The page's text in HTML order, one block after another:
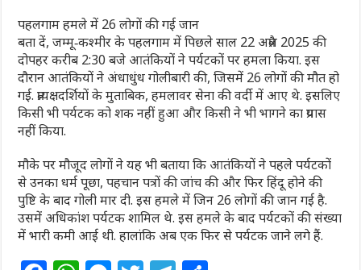
पहलगाम हमले में 26 लोगों की गई जान
बता दें, जम्मू‑कश्मीर के पहलगाम में पिछले साल 22 अप्रैल 2025 की
दोपहर करीब 2:30 बजे आतंकियों ने पर्यटकों पर हमला किया. इस
दौरान आतंकियों ने अंधाधुंध गोलीबारी की, जिसमें 26 लोगों की मौत हो
गई. प्रत्यक्षदर्शियों के मुताबिक, हमलावर सेना की वर्दी में आए थे. इसलिए
किसी भी पर्यटक को शक नहीं हुआ और किसी ने भी भागने का प्रयास
नहीं किया.
मौके पर मौजूद लोगों ने यह भी बताया कि आतंकियों ने पहले पर्यटकों
से उनका धर्म पूछा, पहचान पत्रों की जांच की और फिर हिंदू होने की
पुष्टि के बाद गोली मार दी. इस हमले में जिन 26 लोगों की जान गई है.
उसमें अधिकांश पर्यटक शामिल थे. इस हमले के बाद पर्यटकों की संख्या
में भारी कमी आई थी. हालांकि अब एक फिर से पर्यटक जाने लगे हैं.